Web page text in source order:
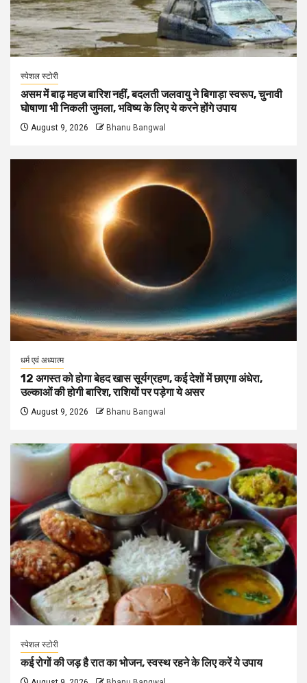
स्पेशल स्टोरी
असम में बाढ़ महज बारिश नहीं, बदलती जलवायु ने बिगाड़ा स्वरूप, चुनावी
घोषाणा भी निकली जुमला, भविष्य के लिए ये करने होंगे उपाय
August 9, 2026 Bhanu Bangwal
धर्म एवं अध्यात्म
12 अगस्त को होगा बेहद खास सूर्यग्रहण, कई देशों में छाएगा अंधेरा,
उल्काओं की होगी बारिश, राशियों पर पड़ेगा ये असर
August 9, 2026 Bhanu Bangwal
स्पेशल स्टोरी
कई रोगों की जड़ है रात का भोजन, स्वस्थ रहने के लिए करें ये उपाय